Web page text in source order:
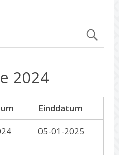
2024
Einddatum
05-01-2025